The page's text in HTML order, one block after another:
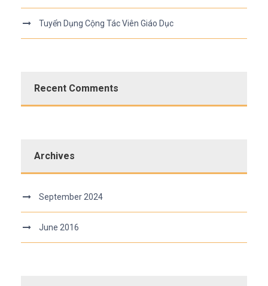
Tuyển Dụng Cộng Tác Viên Giáo Dục
Recent Comments
Archives
September 2024
June 2016